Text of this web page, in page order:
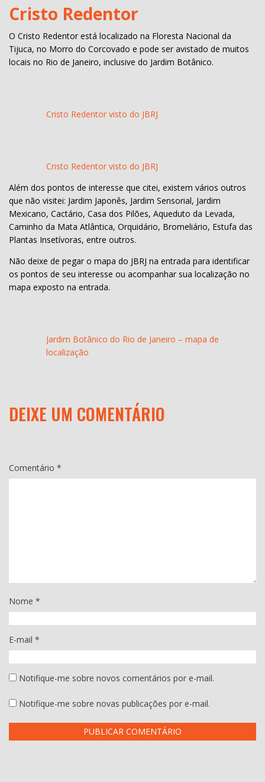
Cristo Redentor
O Cristo Redentor está localizado na Floresta Nacional da
Tijuca, no Morro do Corcovado e pode ser avistado de muitos
locais no Rio de Janeiro, inclusive do Jardim Botânico.
Cristo Redentor visto do JBRJ
Cristo Redentor visto do JBRJ
Além dos pontos de interesse que citei, existem vários outros
que não visitei: Jardim Japonês, Jardim Sensorial, Jardim
Mexicano, Cactário, Casa dos Pilões, Aqueduto da Levada,
Caminho da Mata Atlântica, Orquidário, Bromeliário, Estufa das
Plantas Insetívoras, entre outros.
Não deixe de pegar o mapa do JBRJ na entrada para identificar
os pontos de seu interesse ou acompanhar sua localização no
mapa exposto na entrada.
Jardim Botânico do Rio de Janeiro – mapa de
localização
DEIXE UM COMENTÁRIO
Comentário *
Nome *
E-mail *
Notifique-me sobre novos comentários por e-mail.
Notifique-me sobre novas publicações por e-mail.